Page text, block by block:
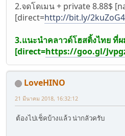
2.จดโดเมน + private 8.88$
[direct=http://bit.ly/
3.แนะนำคลาวด์โฮสติ้งไทย ที่
[direct=https://goo.gl/
LoveHINO
21 มีนาคม 2018, 16:32:12
ต้องไปเช็คบ้างแล้ว น่ากลัวครับ